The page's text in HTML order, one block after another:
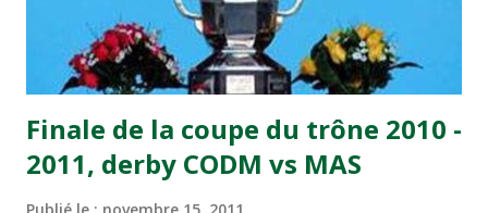
remporté trois précieux points sur la pelouse du complexe
Moulay Abdallah face aux FAR grâce à un but marqué par
Abdeladim Khadrouf à la 61e...
Finale de la coupe du trône 2010 -
2011, derby CODM vs MAS